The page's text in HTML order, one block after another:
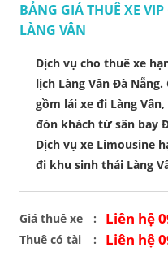
BẢNG GIÁ THUÊ XE
LÀNG VÂN
Dịch vụ cho thuê xe
lịch Làng Vân Đà
gồm lái xe đi Làng
đón khách từ sân bay
Dịch vụ xe Limousine
đi khu sinh thái Làng
Giá thuê xe Liên hệ
Thuê có tài Liên hệ